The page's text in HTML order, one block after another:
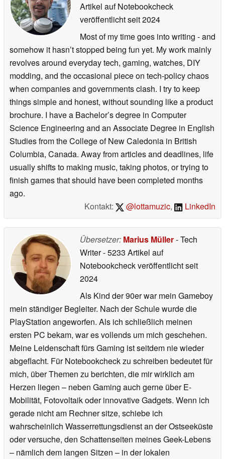
Artikel auf Notebookcheck
veröffentlichtseit 2024
Most of my time goes into writing - and
somehow it hasn’t stopped being fun yet. My work mainly
revolves around everyday tech, gaming, watches, DIY
modding, and the occasional piece on tech-policy chaos
when companies and governments clash. I try to keep
things simple and honest, without sounding like a product
brochure. I have a Bachelor’s degree in Computer
Science Engineering and an Associate Degree in English
Studies from the College of New Caledonia in British
Columbia, Canada. Away from articles and deadlines, life
usually shifts to making music, taking photos, or trying to
finish games that should have been completed months
ago.
Kontakt:
@lottamuzic, LinkedIn
Übersetzer: Marius Müller- Tech
Writer- 5233 Artikel auf
Notebookcheck veröffentlichtseit
2024
Als Kind der 90er war mein Gameboy
mein ständiger Begleiter. Nach der Schule wurde die
PlayStation angeworfen. Als ich schließlich meinen
ersten PC bekam, war es vollends um mich geschehen.
Meine Leidenschaft fürs Gaming ist seitdem nie wieder
abgeflacht. Für Notebookcheck zu schreiben bedeutet für
mich, über Themen zu berichten, die mir wirklich am
Herzen liegen – neben Gaming auch gerne über E-
Mobilität, Fotovoltaik oder innovative Gadgets. Wenn ich
gerade nicht am Rechner sitze, schiebe ich
wahrscheinlich Wasserrettungsdienst an der Ostseeküste
oder versuche, den Schattenseiten meines Geek-Lebens
– nämlich dem langen Sitzen – in der lokalen